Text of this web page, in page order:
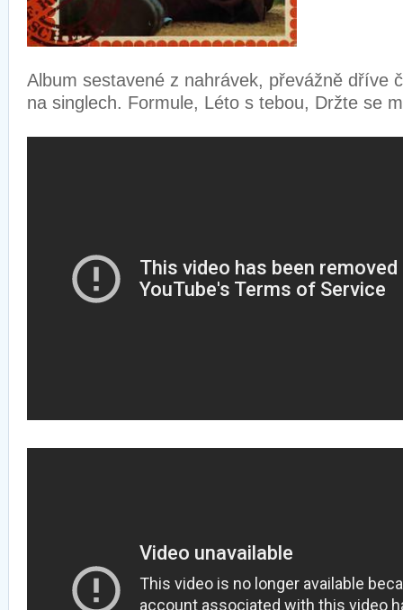
Album sestavené z nahrávek, převážně dříve
na singlech. Formule, Léto s tebou, Držte se